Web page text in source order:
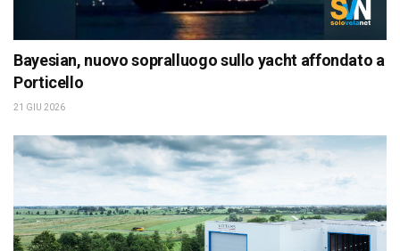
Bayesian, nuovo sopralluogo sullo yacht affondato a
Porticello
21 GIU 2026